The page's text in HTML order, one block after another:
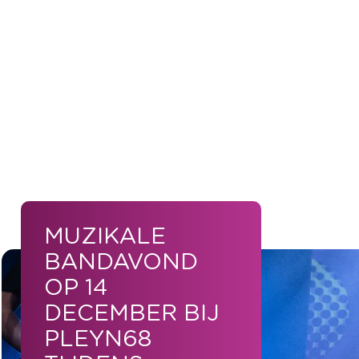
MUZIKALE
BANDAVOND
OP 14
DECEMBER BIJ
PLEYN68